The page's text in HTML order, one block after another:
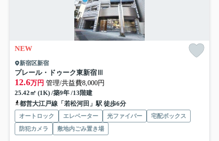
NEW
新宿区新宿
プレール・ドゥーク東新宿Ⅲ
12.6万円 管理/共益費8,000円
25.42㎡ (1K) /築9年 /13階建
都営大江戸線「若松河田」駅 徒歩6分
オートロック エレベーター 光ファイバー
宅配ボックス
防犯カメラ
敷地内ごみ置き場